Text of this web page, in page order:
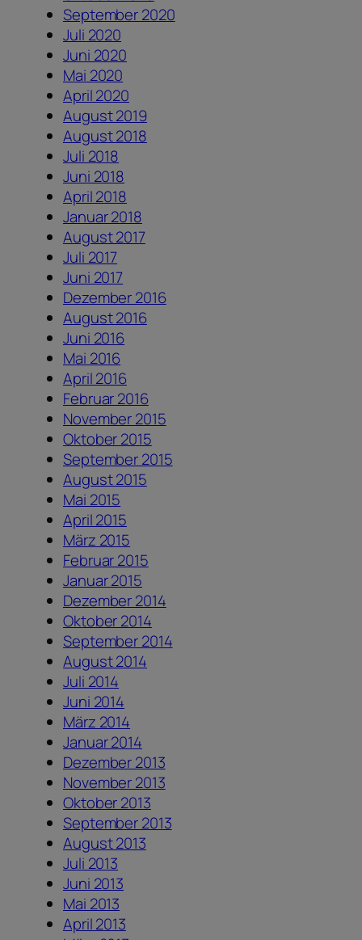
September 2020
Juli 2020
Juni 2020
Mai 2020
April 2020
August 2019
August 2018
Juli 2018
Juni 2018
April 2018
Januar 2018
August 2017
Juli 2017
Juni 2017
Dezember 2016
August 2016
Juni 2016
Mai 2016
April 2016
Februar 2016
November 2015
Oktober 2015
September 2015
August 2015
Mai 2015
April 2015
März 2015
Februar 2015
Januar 2015
Dezember 2014
Oktober 2014
September 2014
August 2014
Juli 2014
Juni 2014
März 2014
Januar 2014
Dezember 2013
November 2013
Oktober 2013
September 2013
August 2013
Juli 2013
Juni 2013
Mai 2013
April 2013